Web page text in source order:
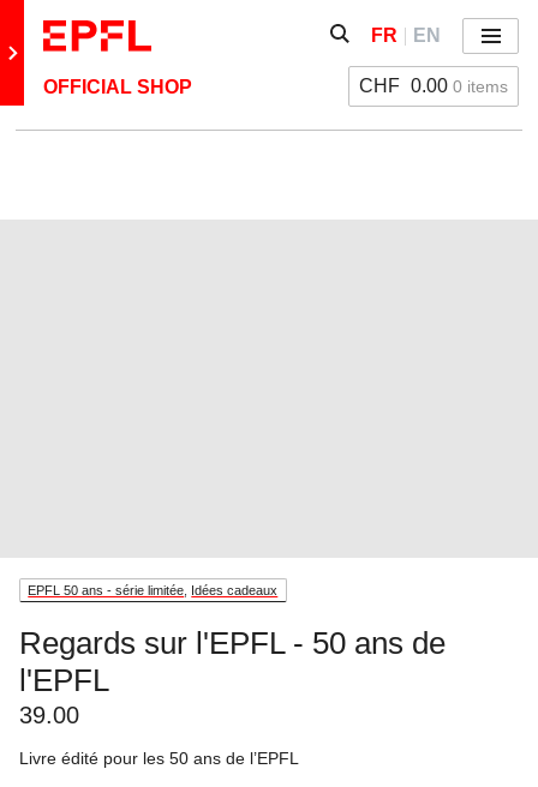
Retour au site principal
OFFICIAL SHOP
Afficher / masquer le
FR EN Menu
CHF 0.00 0 items
EPFL 50 ans - série limitée Idées cadeaux
Regards sur l'EPFL - 50 ans de
l'EPFL
39.00
Livre édité pour les 50 ans de l’EPFL